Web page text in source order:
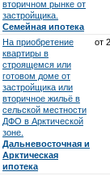
вторичном рынке от
застройщика.
Семейная ипотека
На приобретение
квартиры в
строящемся или
готовом доме от
застройщика или
вторичное жильё в
сельской местности
ДФО в Арктической
зоне.
Дальневосточная и
Арктическая
ипотека
от